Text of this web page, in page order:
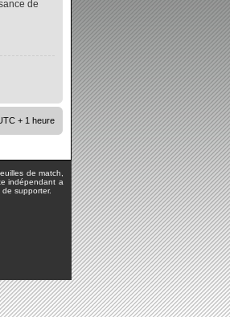
de
+ 1 heure
de match,
indépendant a
supporter.